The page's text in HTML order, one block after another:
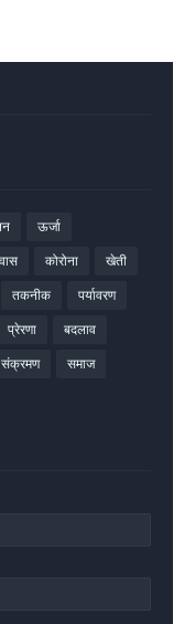
ऊर्जा
कोरोना खेती
तकनीक पर्यावरण
प्रेरणा बदलाव
संक्रमण समाज